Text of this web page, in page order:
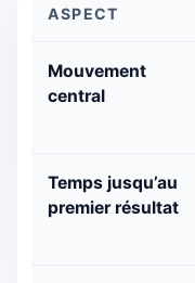
ASPECT
Mouvement
central
Temps jusqu’au
premier résultat